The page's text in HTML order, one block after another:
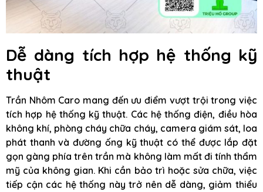
Dễ dàng tích hợp hệ thống kỹ
thuật
Trần Nhôm Caro mang đến ưu điểm vượt trội trong việc
tích hợp hệ thống kỹ thuật. Các hệ thống điện, điều hòa
không khí, phòng cháy chữa cháy, camera giám sát, loa
phát thanh và đường ống kỹ thuật có thể được lắp đặt
gọn gàng phía trên trần mà không làm mất đi tính thẩm
mỹ của không gian. Khi cần bảo trì hoặc sửa chữa, việc
tiếp cận các hệ thống này trở nên dễ dàng, giảm thiểu